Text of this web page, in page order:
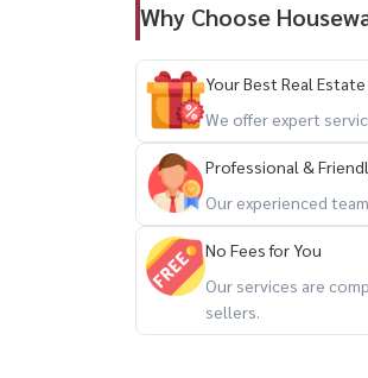
Why Choose
Your Best Real
We offer expert
Professional &
Our experienced
No Fees for You
Our services are
sellers.